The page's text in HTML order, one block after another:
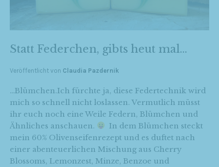
Statt Federchen, gibts heut mal…
Veröffentlicht von Claudia Pazdernik
…Blümchen.Ich fürchte ja, diese Federtechnik wird
mich so schnell nicht loslassen. Vermutlich müsst
ihr euch noch eine Weile Federn, Blümchen und
Ähnliches anschauen.
In dem Blümchen steckt
mein 60% Olivenseifenrezept und es duftet nach
einer abenteuerlichen Mischung aus Cherry
Blossoms, Lemonzest, Minze, Benzoe und